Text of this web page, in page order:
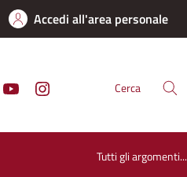
Accedi all'area personale
Cerca
Tutti gli argomenti...